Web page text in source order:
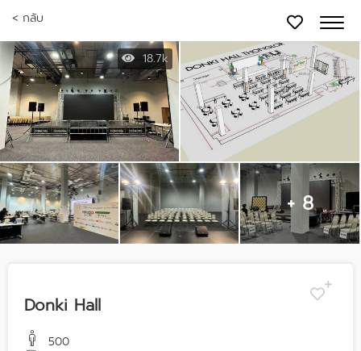
< กลับ
18.7k
+ 8
Donki Hall
500